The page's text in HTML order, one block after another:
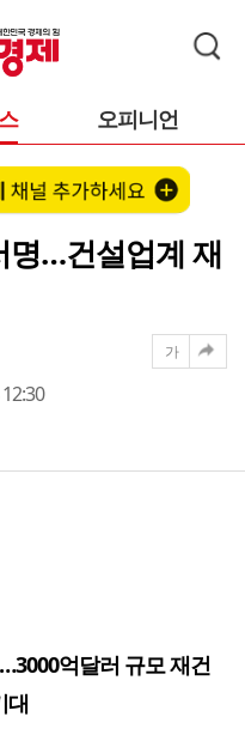
오피니언
명…건설업계 재
가
억달러 규모 재건
대